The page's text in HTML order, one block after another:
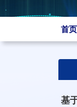
首页
基